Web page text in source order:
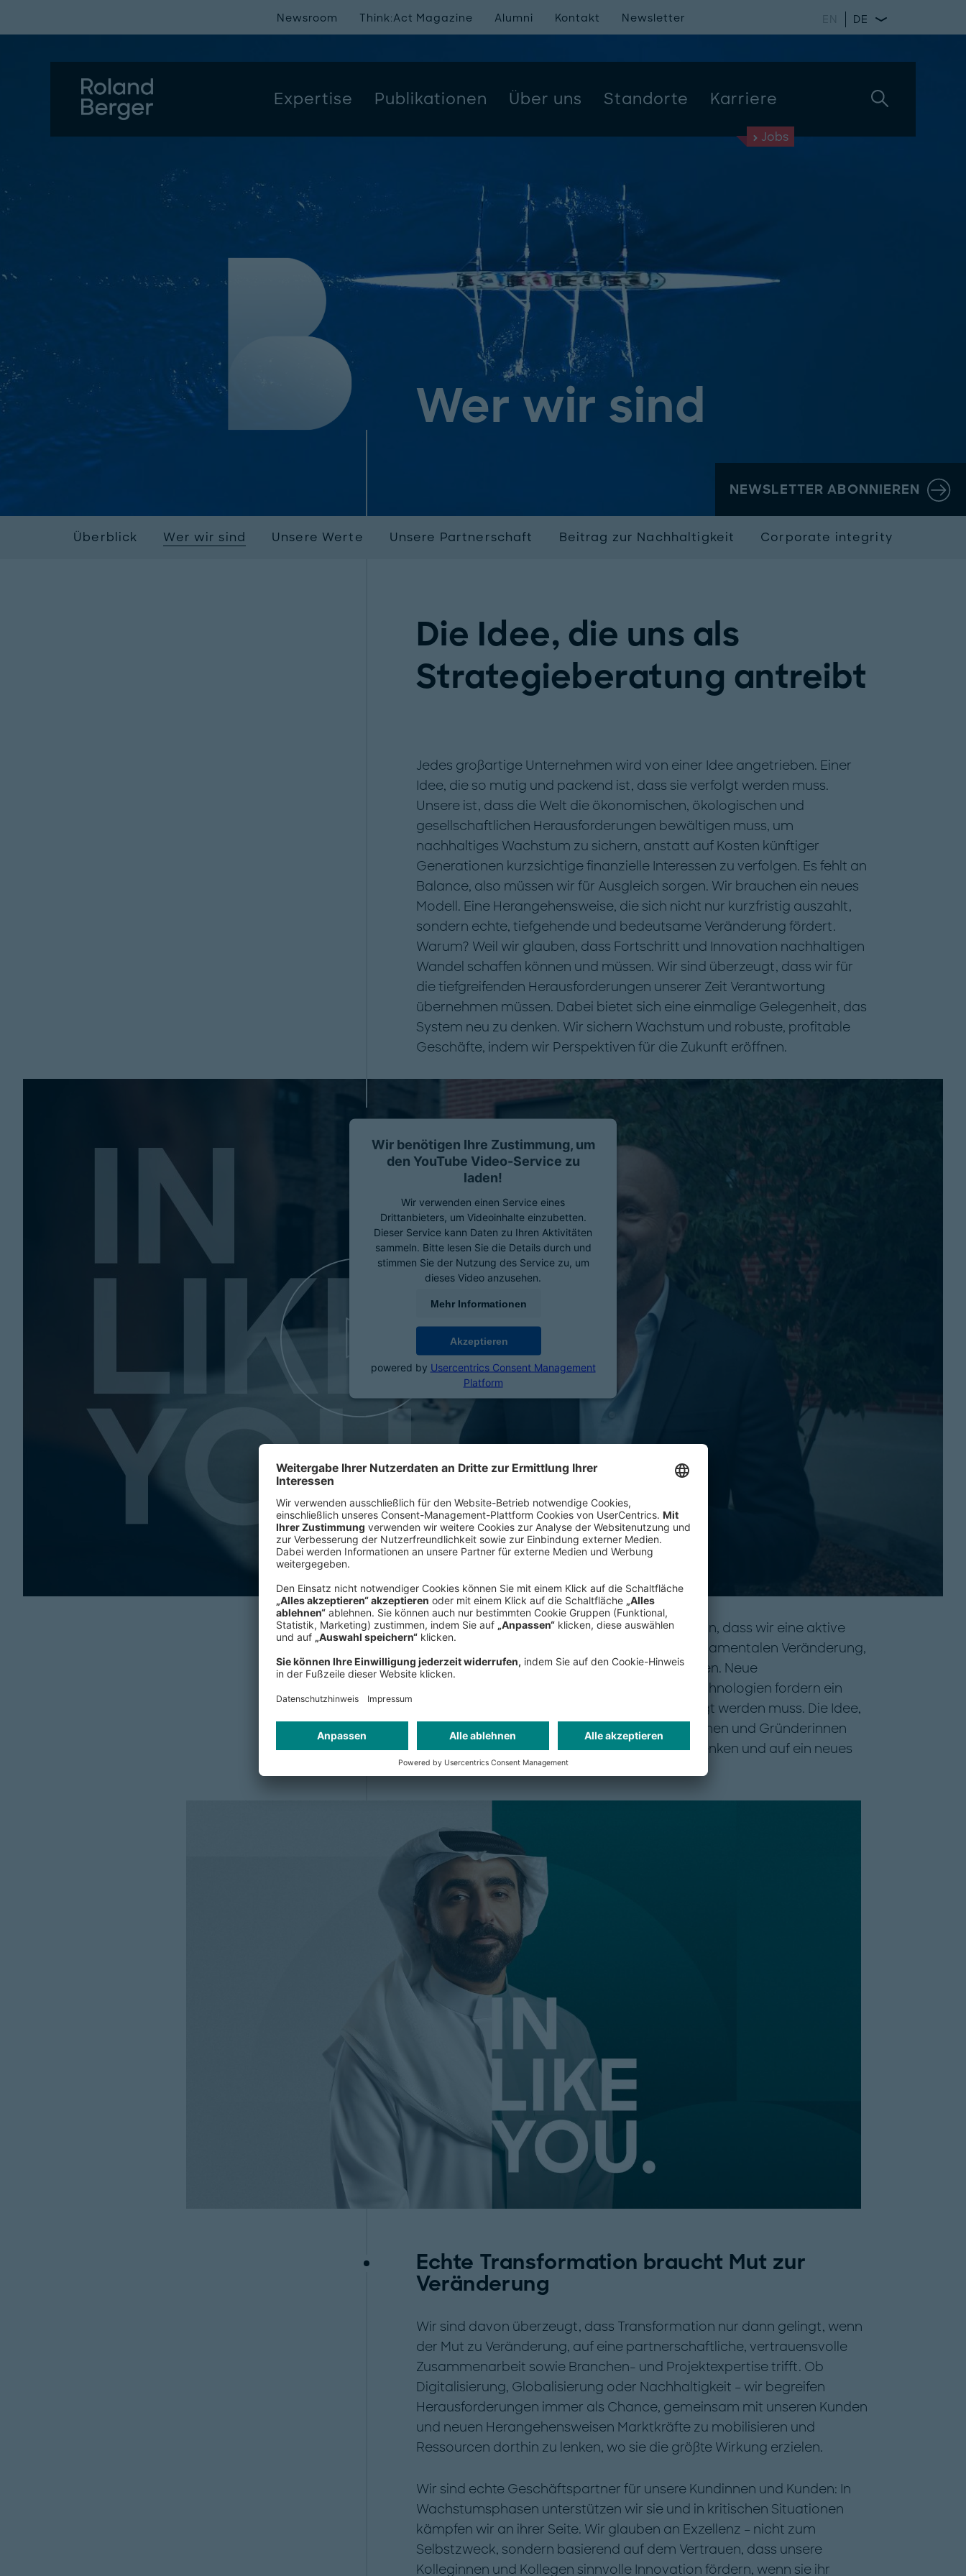
Expertise Publikationen Über uns Standorte Karriere
Newsroom Think:Act Magazine Alumni Kontakt Newsletter EN DE
Jobs
Wer wir sind
NEWSLETTER ABONNIEREN
Überblick Wer wir sind Unsere Werte Unsere Partnerschaft Beitrag zur Nachhaltigkeit Corporate integrity
Die Idee, die uns als
Strategieberatung antreibt
Jedes großartige Unternehmen wird von einer Idee angetrieben. Einer
Idee, die so mutig und packend ist, dass sie verfolgt werden muss.
Unsere ist, dass die Welt die ökonomischen, ökologischen und
gesellschaftlichen Herausforderungen bewältigen muss, um
nachhaltiges Wachstum zu sichern, anstatt auf Kosten künftiger
Generationen kurzsichtige finanzielle Interessen zu verfolgen. Es fehlt an
Balance, also müssen wir für Ausgleich sorgen. Wir brauchen ein neues
Modell. Eine Herangehensweise, die sich nicht nur kurzfristig auszahlt,
sondern echte, tiefgehende und bedeutsame Veränderung fördert.
Warum? Weil wir glauben, dass Fortschritt und Innovation nachhaltigen
Wandel schaffen können und müssen. Wir sind überzeugt, dass wir für
die tiefgreifenden Herausforderungen unserer Zeit Verantwortung
übernehmen müssen. Dabei bietet sich eine einmalige Gelegenheit, das
System neu zu denken. Wir sichern Wachstum und robuste, profitable
Geschäfte, indem wir Perspektiven für die Zukunft eröffnen.
Wir benötigen Ihre Zustimmung, um
den YouTube Video-Service zu
laden!
Wir verwenden einen Service eines
Drittanbieters, um Videoinhalte einzubetten.
Dieser Service kann Daten zu Ihren Aktivitäten
sammeln. Bitte lesen Sie die Details durch und
stimmen Sie der Nutzung des Service zu, um
dieses Video anzusehen.
Mehr Informationen
Akzeptieren
powered by Usercentrics Consent Management
Platform
Als Strategieberatung sind wir überzeugt davon, dass wir eine aktive
Rolle spielen müssen. Wir stehen vor einer fundamentalen Veränderung,
vor uns ein Horizont unbegrenzter Möglichkeiten. Neue
Geschäftsmodelle, Werte, Lieferketten und Technologien fordern ein
Wirtschaften, das bewusst und mit Sinn verfolgt werden muss. Die Idee,
die uns antreibt ist, Organisationen, Unternehmen und Gründerinnen
und Gründern zu helfen, ihre Realität neu zu denken und auf ein neues
nachhaltiges Paradigma auszurichten.
Echte Transformation braucht Mut zur
Veränderung
Wir sind davon überzeugt, dass Transformation nur dann gelingt, wenn
der Mut zu Veränderung, auf eine partnerschaftliche, vertrauensvolle
Zusammenarbeit sowie Branchen- und Projektexpertise trifft. Ob
Digitalisierung, Globalisierung oder Nachhaltigkeit – wir begreifen
Herausforderungen immer als Chance, gemeinsam mit unseren Kunden
und neuen Herangehensweisen Marktkräfte zu mobilisieren und
Ressourcen dorthin zu lenken, wo sie die größte Wirkung erzielen.
Wir sind echte Geschäftspartner für unsere Kundinnen und Kunden: In
Wachstumsphasen unterstützen wir sie und in kritischen Situationen
kämpfen wir an ihrer Seite. Wir glauben an Exzellenz – nicht zum
Selbstzweck, sondern basierend auf dem Vertrauen, dass unsere
Kolleginnen und Kollegen sinnvolle Innovation fördern, wenn sie ihr